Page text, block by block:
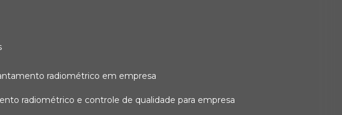
radiométrico em empresa
radiométrico e controle de qualidade para empresa